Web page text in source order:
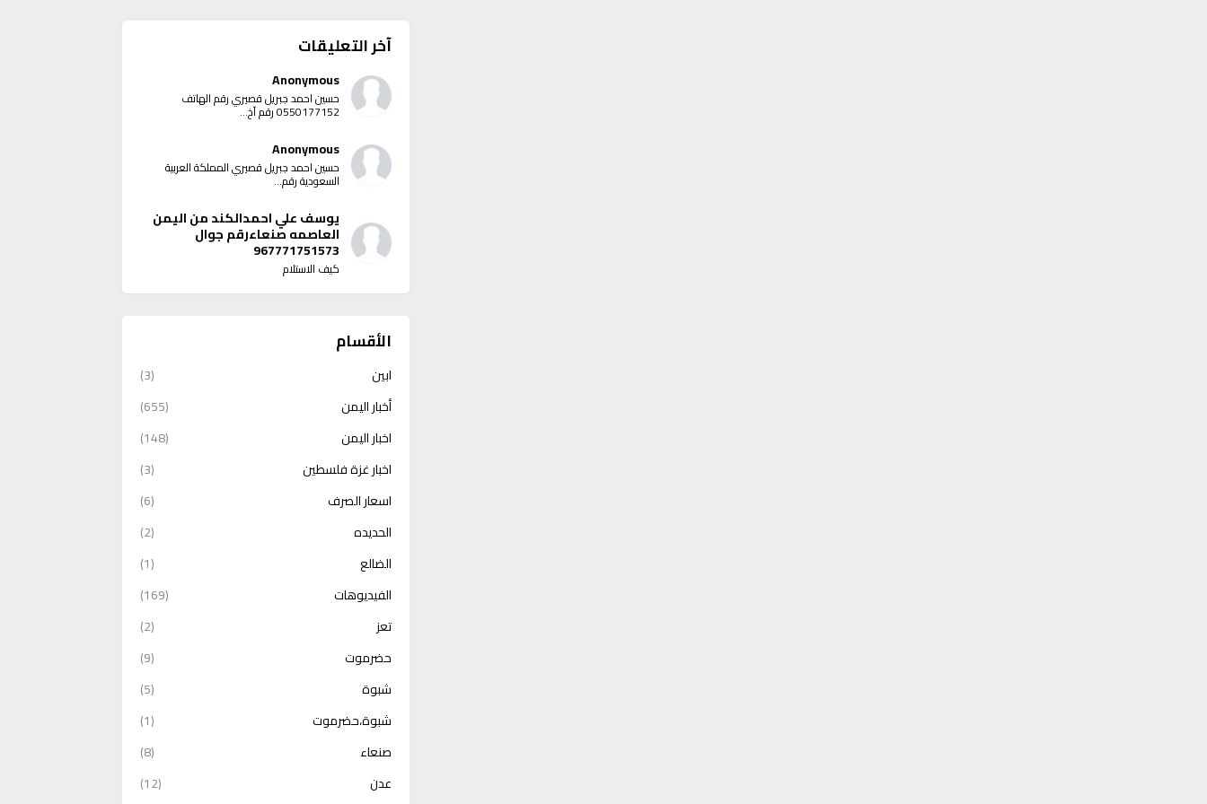
آخر التعليقات
Anonymous
حسين احمد جبريل قصيري رقم الهاتف
0550177152 رقم آخ...
Anonymous
حسين احمد جبريل قصيري المملكة العربية
السعودية رقم...
يوسف علي احمدالكند من اليمن
العاصمه صنعاءرقم جوال
967771751573
كيف الاستلام
الأقسام
ابين
(3)
أخبار اليمن
(655)
اخبار اليمن
(148)
اخبار غزة فلسطين
(3)
اسعار الصرف
(6)
الحديده
(2)
الضالع
(1)
الفيديوهات
(169)
تعز
(2)
حضرموت
(9)
شبوة
(5)
شبوة،حضرموت
(1)
صنعاء
(8)
عدن
(12)